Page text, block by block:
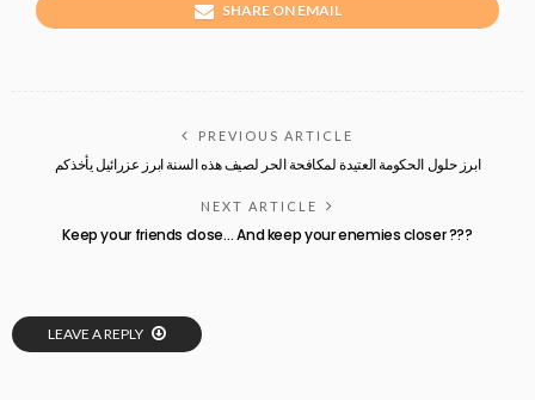
SHARE ON EMAIL
PREVIOUS ARTICLE
ابرز حلول الحكومة العتيدة لمكافحة الحر لصيف هذه السنة ابرز عزرائيل يأخذكم
NEXT ARTICLE
Keep your friends close… And keep your enemies closer ???
LEAVE A REPLY